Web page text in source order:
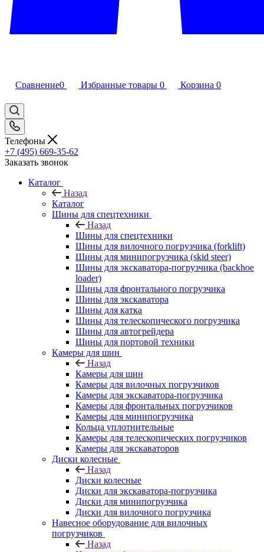
Сравнение0 Избранные товары 0 Корзина 0
Телефоны
+7 (495) 669-35-62
Заказать звонок
Каталог
Назад
Каталог
Шины для спецтехники
Назад
Шины для спецтехники
Шины для вилочного погрузчика (forklift)
Шины для минипогрузчика (skid steer)
Шины для экскаватора-погрузчика (backhoe
loader)
Шины для фронтального погрузчика
Шины для экскаватора
Шины для катка
Шины для телескопического погрузчика
Шины для автогрейдера
Шины для портовой техники
Камеры для шин
Назад
Камеры для шин
Камеры для вилочных погрузчиков
Камеры для экскаватора-погрузчика
Камеры для фронтальных погрузчиков
Камеры для минипогрузчика
Кольца уплотнительные
Камеры для телескопических погрузчиков
Камеры для экскаваторов
Диски колесные
Назад
Диски колесные
Диски для экскаватора-погрузчика
Диски для минипогрузчика
Диски для вилочного погрузчика
Навесное оборудование для вилочных
погрузчиков
Назад